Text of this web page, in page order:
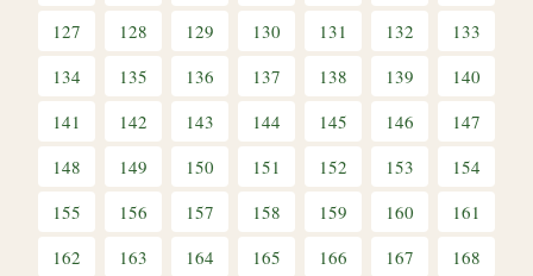
127
128 129 130 131 132
133
134
135 136 137 138 139
140
141
142 143 144 145 146
147
148
149 150 151 152 153
154
155
156 157 158 159 160
161
162
163 164 165 166 167
168